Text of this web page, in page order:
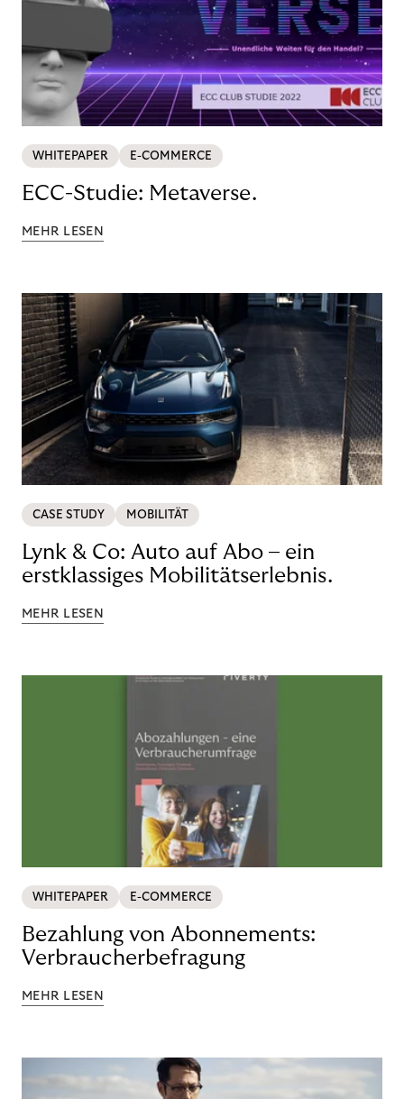
WHITEPAPER E-COMMERCE
ECC-Studie: Metaverse.
MEHR LESEN
CASE STUDY MOBILITÄT
Lynk & Co: Auto auf Abo – ein
erstklassiges Mobilitätserlebnis.
MEHR LESEN
WHITEPAPER E-COMMERCE
Bezahlung von Abonnements:
Verbraucherbefragung
MEHR LESEN